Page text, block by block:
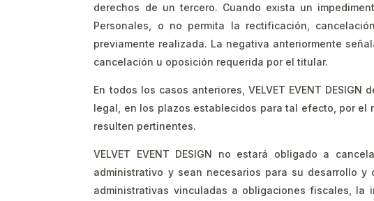
derechos de un tercero. Cuando exista un
Personales, o no permita la rectificación,
previamente realizada. La negativa anteriormente
cancelación u oposición requerida por el titular.
En todos los casos anteriores, VELVET EVENT
legal, en los plazos establecidos para tal efecto, por el
resulten pertinentes.
VELVET EVENT DESIGN no estará obligado a
administrativo y sean necesarios para su desarrollo
administrativas vinculadas a obligaciones fiscales,